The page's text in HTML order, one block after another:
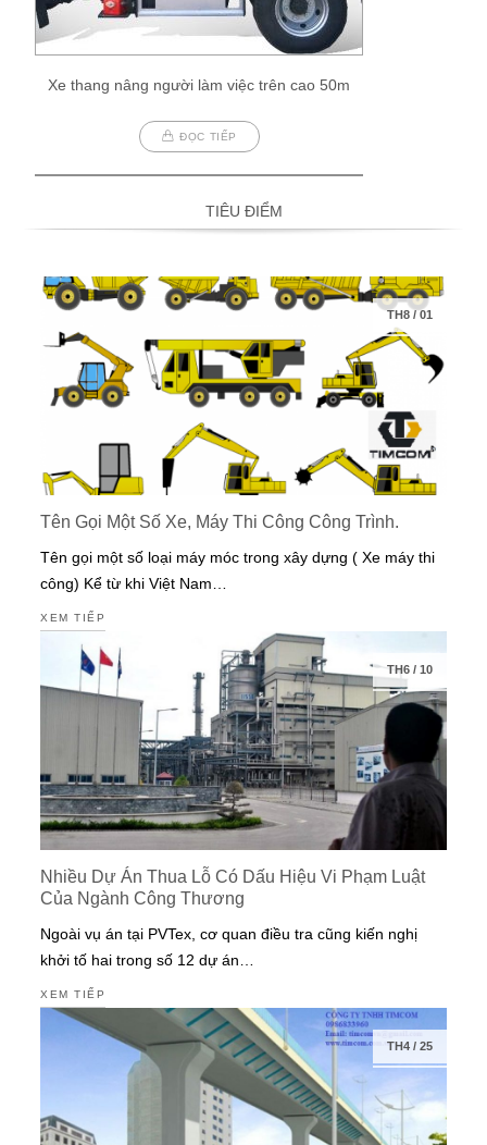
Xe thang nâng người làm việc trên cao 50m
ĐỌC TIẾP
TIÊU ĐIỂM
TH8/01
Tên Gọi Một Số Xe, Máy Thi Công Công Trình.
Tên gọi một số loại máy móc trong xây dựng ( Xe máy thi
công) Kể từ khi Việt Nam…
XEM TIẾP
TH6/ 10
Nhiều Dự Án Thua Lỗ Có Dấu Hiệu Vi Phạm Luật
Của Ngành Công Thương
Ngoài vụ án tại PVTex, cơ quan điều tra cũng kiến nghị
khởi tố hai trong số 12 dự án…
XEM TIẾP
TH4/ 25